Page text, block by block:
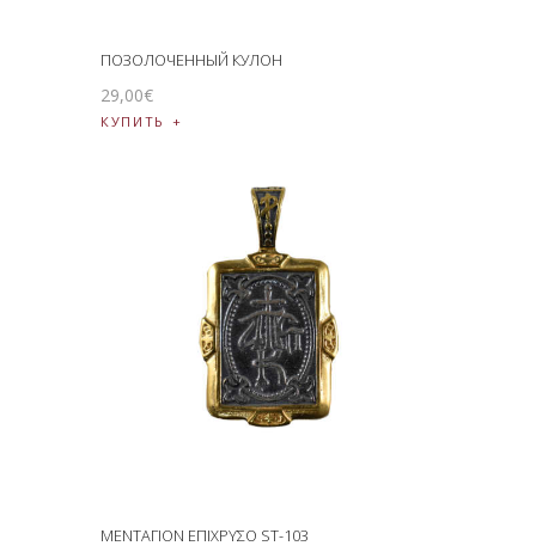
ПОЗОЛОЧЕННЫЙ КУЛОН
29,00€
КУПИТЬ
ΜΕΝΤΑΓΙΟΝ ΕΠΙΧΡΥΣΟ ST-103